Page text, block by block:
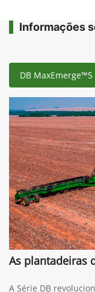
Informações
DB MaxEmerge™5
As plantadeiras
A Série DB